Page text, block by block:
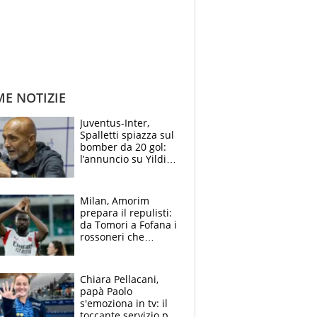
NOTIZIE
Juventus-Inter,
Spalletti spiazza sul
bomber da 20 gol:
l’annuncio su Yildiz
Milan, Amorim
prepara il repulisti:
da Tomori a Fofana i
rossoneri che
Chiara Pellacani,
papà Paolo
s'emoziona in tv: il